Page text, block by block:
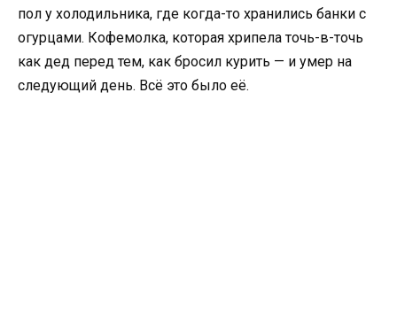
пол у холодильника, где когда-то хранились банки с
огурцами. Кофемолка, которая хрипела точь-в-точь
как дед перед тем, как бросил курить — и умер на
следующий день. Всё это было её.